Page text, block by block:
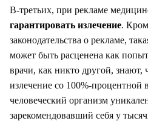
В-третьих, при рекламе
гарантировать излечение.
законодательства о рекламе,
может быть расценена как
врачи, как никто другой, знают,
излечение со 100%-процентной
человеческий организм
зарекомендовавший себя у